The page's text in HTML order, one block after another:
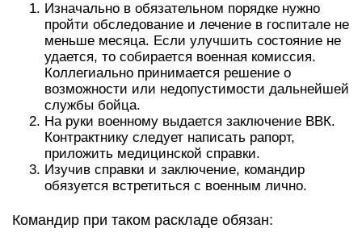
Изначально в обязательном порядке нужно
пройти обследование и лечение в госпитале не
меньше месяца. Если улучшить состояние не
удается, то собирается военная комиссия.
Коллегиально принимается решение о
возможности или недопустимости дальнейшей
службы бойца.
На руки военному выдается заключение ВВК.
Контрактнику следует написать рапорт,
приложить медицинской справки.
Изучив справки и заключение, командир
обязуется встретиться с военным лично.
Командир при таком раскладе обязан: